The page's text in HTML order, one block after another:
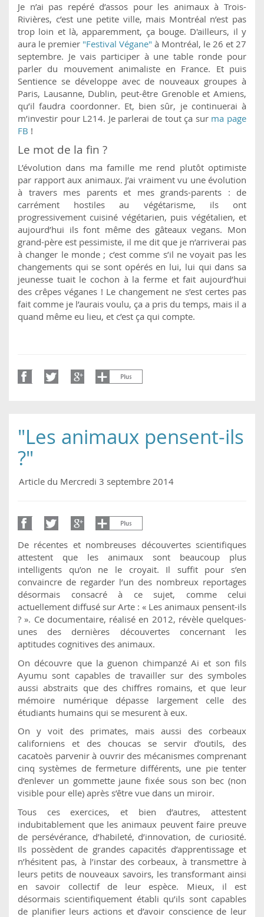
Je n’ai pas repéré d’assos pour les animaux à Trois-
Rivières, c’est une petite ville, mais Montréal n’est pas
trop loin et là, apparemment, ça bouge. D'ailleurs, il y
aura le premier "Festival Végane" à Montréal, le 26 et 27
septembre. Je vais participer à une table ronde pour
parler du mouvement animaliste en France. Et puis
Sentience se développe avec de nouveaux groupes à
Paris, Lausanne, Dublin, peut-être Grenoble et Amiens,
qu’il faudra coordonner. Et, bien sûr, je continuerai à
m’investir pour L214. Je parlerai de tout ça sur ma page
FB !
Le mot de la fin ?
L’évolution dans ma famille me rend plutôt optimiste
par rapport aux animaux. J’ai vraiment vu une évolution
à travers mes parents et mes grands-parents : de
carrément hostiles au végétarisme, ils ont
progressivement cuisiné végétarien, puis végétalien, et
aujourd’hui ils font même des gâteaux vegans. Mon
grand-père est pessimiste, il me dit que je n’arriverai pas
à changer le monde ; c’est comme s’il ne voyait pas les
changements qui se sont opérés en lui, lui qui dans sa
jeunesse tuait le cochon à la ferme et fait aujourd’hui
des crêpes véganes ! Le changement ne s’est certes pas
fait comme je l’aurais voulu, ça a pris du temps, mais il a
quand même eu lieu, et c’est ça qui compte.
"Les animaux pensent-ils
?"
Article du Mercredi 3 septembre 2014
De récentes et nombreuses découvertes scientifiques
attestent que les animaux sont beaucoup plus
intelligents qu’on ne le croyait. Il suffit pour s’en
convaincre de regarder l’un des nombreux reportages
désormais consacré à ce sujet, comme celui
actuellement diffusé sur Arte : « Les animaux pensent-ils
? ». Ce documentaire, réalisé en 2012, révèle quelques-
unes des dernières découvertes concernant les
aptitudes cognitives des animaux.
On découvre que la guenon chimpanzé Ai et son fils
Ayumu sont capables de travailler sur des symboles
aussi abstraits que des chiffres romains, et que leur
mémoire numérique dépasse largement celle des
étudiants humains qui se mesurent à eux.
On y voit des primates, mais aussi des corbeaux
californiens et des choucas se servir d’outils, des
cacatoès parvenir à ouvrir des mécanismes comprenant
cinq systèmes de fermeture différents, une pie tenter
d’enlever un gommette jaune fixée sous son bec (non
visible pour elle) après s’être vue dans un miroir.
Tous ces exercices, et bien d’autres, attestent
indubitablement que les animaux peuvent faire preuve
de persévérance, d’habileté, d’innovation, de curiosité.
Ils possèdent de grandes capacités d’apprentissage et
n’hésitent pas, à l’instar des corbeaux, à transmettre à
leurs petits de nouveaux savoirs, les transformant ainsi
en savoir collectif de leur espèce. Mieux, il est
désormais scientifiquement établi qu’ils sont capables
de planifier leurs actions et d’avoir conscience de leur